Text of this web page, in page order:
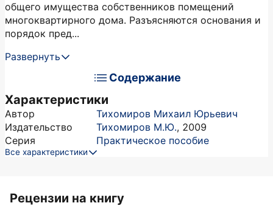
общего имущества собственников помещений
многоквартирного дома. Разъясняются основания и
порядок пред...
Развернуть
Содержание
Характеристики
Автор
Тихомиров Михаил Юрьевич
Издательство
Тихомиров М.Ю., 2009
Серия
Практическое пособие
Все характеристики
Рецензии на книгу